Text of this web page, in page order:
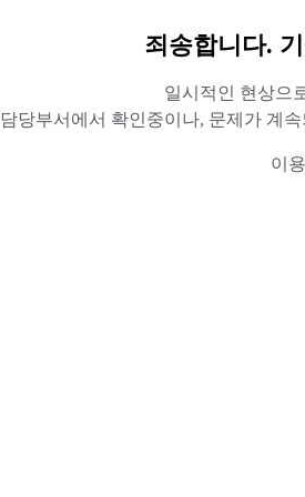
죄송합니다.
일시적인 현상으
담당부서에서 확인중이나, 문제가 계
이